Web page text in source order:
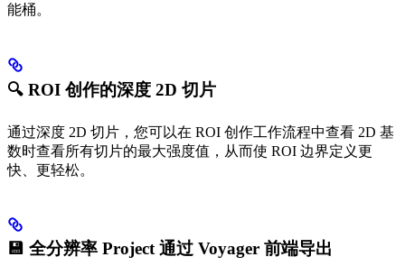
能桶。
🔍 ROI 创作的深度 2D 切片
通过深度 2D 切片，您可以在 ROI 创作工作流程中查看 2D 基
数时查看所有切片的最大强度值，从而使 ROI 边界定义更
快、更轻松。
💾 全分辨率 Project 通过 Voyager 前端导出